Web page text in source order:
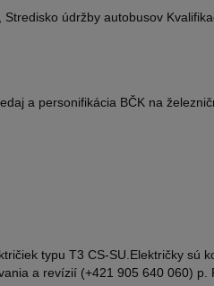
údržby autobusov
a personifikácia BČK na
typu T3 CS-SU.Električky sú
a revízií (+421 905 640 060) p.